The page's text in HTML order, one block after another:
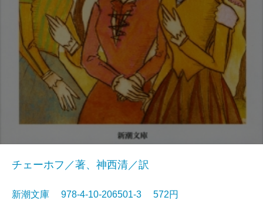
チェーホフ／著、神西清／訳
新潮文庫 978-4-10-206501-3 572円